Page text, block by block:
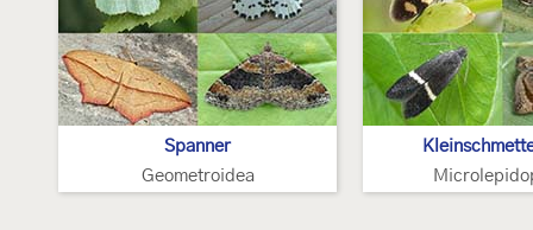
Spanner
Geometroidea